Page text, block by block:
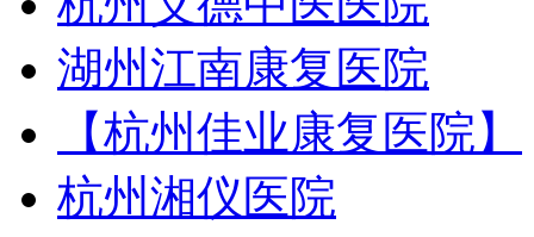
湖州江南康复医院
【杭州佳业康复医院】
杭州湘仪医院